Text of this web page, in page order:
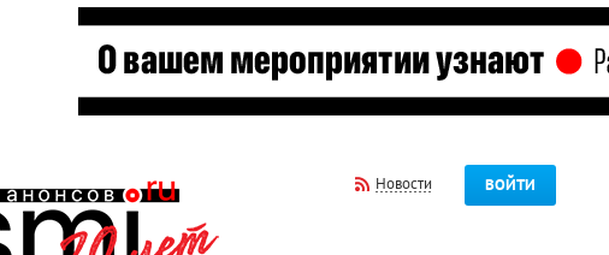
Новости ВОЙТИ